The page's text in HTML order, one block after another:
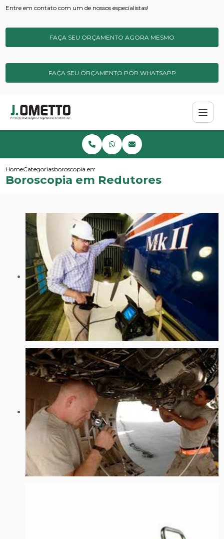
Entre em contato com um de nossos especialistas!
FAÇA SEU ORÇAMENTO AGORA MESMO
FAÇA SEU ORÇAMENTO POR WHATSAPP
HomeCategoriasboroscopia em redutores
Boroscopia em Redutores